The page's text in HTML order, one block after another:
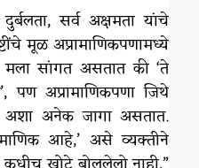
सर्व अक्षमता यांचे
मूळ अप्रामाणिकपणामध्ये
सांगत असतात की ‘ते
पण अप्रामाणिकपणा जिथे
अनेक जागा असतात.
आहे,’ असे व्यक्तीने